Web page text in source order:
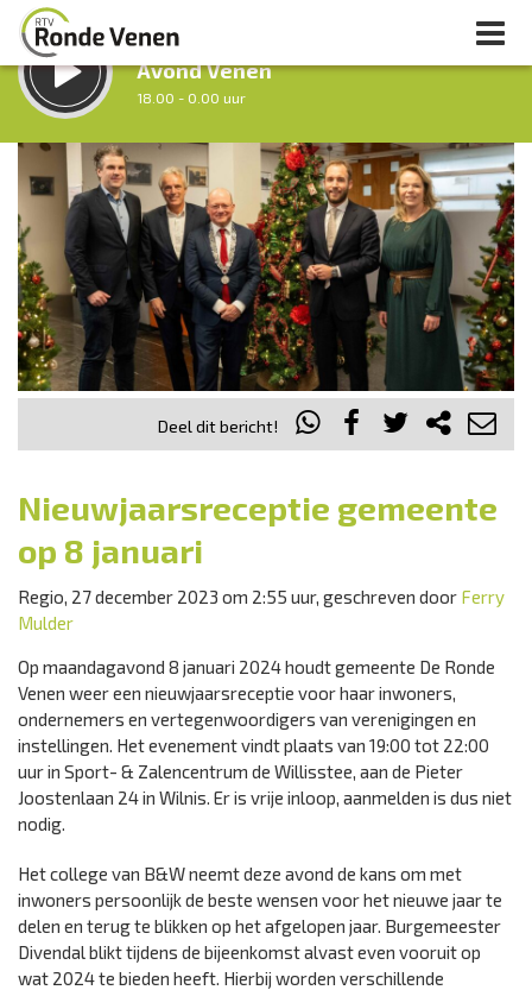
LUISTER LIVE:
Avond Venen
18.00 - 0.00 uur
STRAKS:
Nacht van De Ronde Venen
0.00 - 7.00 uur
Vorig uur
uur 1 van 0 Volgend uur
Inklappen
Deel dit bericht!
Nieuwjaarsreceptie gemeente
op 8 januari
Regio, 27 december 2023 om 2:55 uur, geschreven door Ferry
Mulder
Op maandagavond 8 januari 2024 houdt gemeente De Ronde
Venen weer een nieuwjaarsreceptie voor haar inwoners,
ondernemers en vertegenwoordigers van verenigingen en
instellingen. Het evenement vindt plaats van 19:00 tot 22:00
uur in Sport- & Zalencentrum de Willisstee, aan de Pieter
Joostenlaan 24 in Wilnis. Er is vrije inloop, aanmelden is dus niet
nodig.
Het college van B&W neemt deze avond de kans om met
inwoners persoonlijk de beste wensen voor het nieuwe jaar te
delen en terug te blikken op het afgelopen jaar. Burgemeester
Divendal blikt tijdens de bijeenkomst alvast even vooruit op
wat 2024 te bieden heeft. Hierbij worden verschillende